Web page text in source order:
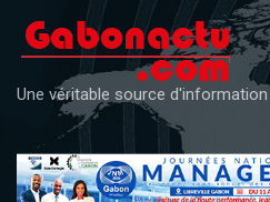
content
Une véritable source d'information